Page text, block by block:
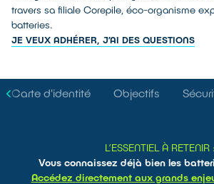
travers sa filiale Corepile, éco-organisme
batteries.
JE VEUX ADHÉRER, J’AI DES QUESTIONS
Carte d'identité Objectifs
L’ESSENTIEL À RETENIR :
Vous connaissez déjà bien les
Accédez directement aux grands